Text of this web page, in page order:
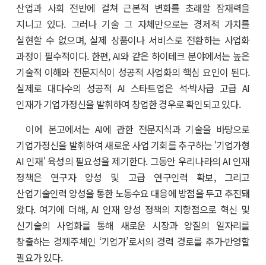
산업과 사회 전반에 걸쳐 근본적 변화를 초래할 잠재력을
지니고 있다. 그러나 기술 그 자체만으로는 경제적 가치를
실현할 수 없으며, 실제 상품이나 서비스로 전환하는 사업화
과정이 필수적이다. 한편, AI와 같은 하이테크 분야에서는 높은
기술적 이해와 전문지식이 성공적 사업화의 핵심 요인이 된다.
실제로 대다수의 성공적 AI 스타트업은 석·박사급 고급 AI
인재가 기업가정신을 발휘하여 창업한 경우로 확인되고 있다.
이에 본고에서는 AI에 관한 전문지식과 기술을 바탕으로
기업가정신을 발휘하여 새로운 사업 기회를 추구하는 '기업가형
AI 인재' 육성의 필요성을 제기한다. 그동안 우리나라의 AI 인재
정책은 연구자 양성 및 고급 연구인력 확보, 그리고
산업기술인력 양성을 통한 노동수요 대응에 방점을 두고 추진돼
왔다. 여기에 더해, AI 인재 양성 정책의 지향점으로 혁신 및
신기술의 사업화를 통해 새로운 시장과 양질의 일자리를
창출하는 경제주체인 ‘기업가’로서의 경력 경로를 추가·반영할
필요가 있다.